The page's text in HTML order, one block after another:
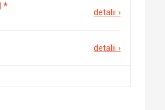
*
detalii ›
detalii ›